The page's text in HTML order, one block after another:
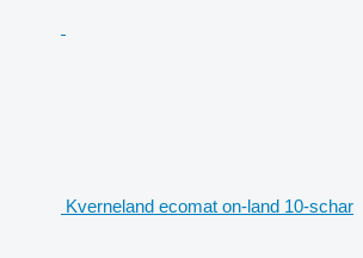
Kverneland ecomat on-land 10-schar